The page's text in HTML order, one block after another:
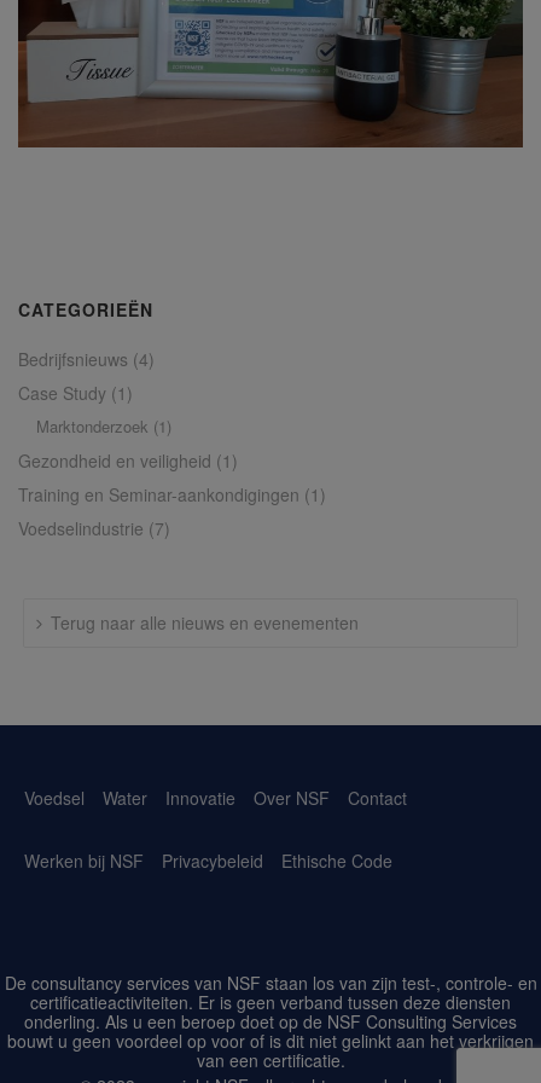
CATEGORIEËN
Bedrijfsnieuws (4)
Case Study (1)
Marktonderzoek (1)
Gezondheid en veiligheid (1)
Training en Seminar-aankondigingen (1)
Voedselindustrie (7)
Terug naar alle nieuws en evenementen
Voedsel Water Innovatie Over NSF Contact
Werken bij NSF Privacybeleid Ethische Code
De consultancy services van NSF staan los van zijn test-, controle- en
certificatieactiviteiten. Er is geen verband tussen deze diensten
onderling. Als u een beroep doet op de NSF Consulting Services
bouwt u geen voordeel op voor of is dit niet gelinkt aan het verkrijgen
van een certificatie.